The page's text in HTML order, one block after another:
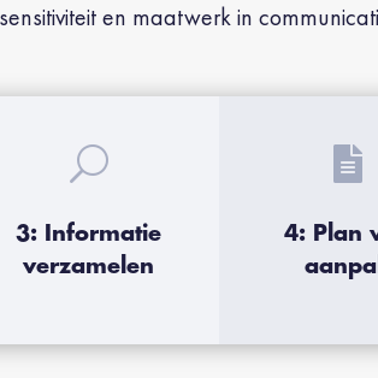
en maatwerk in
U
3: Informatie
verzamelen

4: Plan